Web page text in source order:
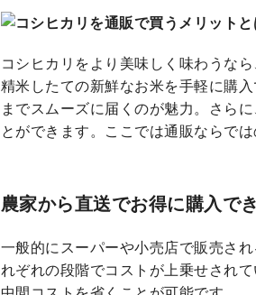
コシヒカリをより美味しく味わうな
精米したての新鮮なお米を手軽に購
までスムーズに届くのが魅力。さら
とができます。ここでは通販ならで
農家から直送でお得に購入で
一般的にスーパーや小売店で販売さ
れぞれの段階でコストが上乗せされ